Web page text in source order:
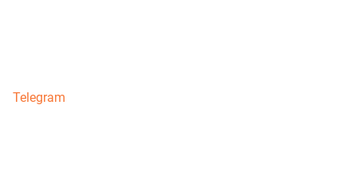
Telegram